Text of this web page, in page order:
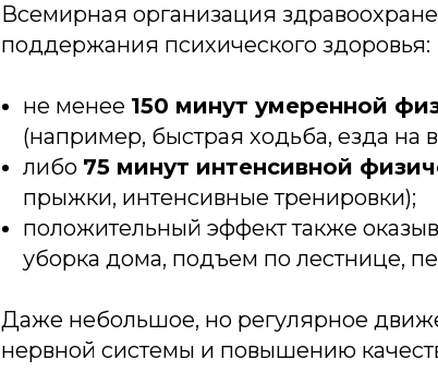
Всемирная организация
поддержания психического здоровья:
не менее 150 минут умеренной
(например, быстрая ходьба, езда на
либо 75 минут интенсивной
прыжки, интенсивные тренировки);
положительный эффект также
уборка дома, подъем по лестнице,
Даже небольшое, но регулярное
нервной системы и повышению